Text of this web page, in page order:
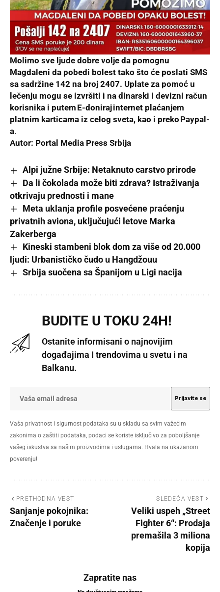
Molimo sve ljude dobre volje da pomognu
Magdaleni da pobedi bolest tako što će poslati SMS
sa sadržine 142 na broj 2407. Uplate za pomoć u
lečenju mogu se izvršiti i na dinarski i devizni račun
korisnika i putem E-doniraj internet plaćanjem
platnim karticama iz celog sveta, kao i preko Paypal-
a.
Autor: Portal Media Press Srbija
Alpi južne Srbije: Netaknuto carstvo prirode
Da li čokolada može biti zdrava? Istraživanja
otkrivaju prednosti i mane
Meta uklanja profile posvećene praćenju
privatnih aviona, uključujući letove Marka
Zakerberga
Kineski stambeni blok dom za više od 20.000
ljudi: Urbanističko čudo u Hangdžouu
Srbija suočena sa Španijom u Ligi nacija
BUDITE U TOKU 24H!
Ostanite informisani o najnovijim
događajima I trendovima u svetu i na
Balkanu.
Vaša privatnost i sigurnost podataka su u skladu sa svim važećim
zakonima o zaštiti podataka, podaci se koriste isključivo za poboljšanje
vašeg iskustva sa našim proizvodima i uslugama. Hvala na ukazanom
poverenju!
PRETHODNA VEST
Sanjanje pokojnika:
Značenje i poruke
SLEDEĆA VEST
Veliki uspeh „Street
Fighter 6“: Prodaja
premašila 3 miliona
kopija
Zapratite nas